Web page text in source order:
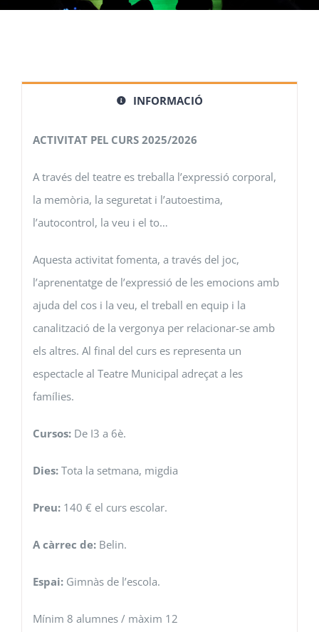
INFORMACIÓ
ACTIVITAT PEL CURS 2025/2026
A través del teatre es treballa l’expressió corporal,
la memòria, la seguretat i l’autoestima,
l’autocontrol, la veu i el to…
Aquesta activitat fomenta, a través del joc,
l’aprenentatge de l’expressió de les emocions amb
ajuda del cos i la veu, el treball en equip i la
canalització de la vergonya per relacionar-se amb
els altres. Al final del curs es representa un
espectacle al Teatre Municipal adreçat a les
famílies.
Cursos: De I3 a 6è.
Dies: Tota la setmana, migdia
Preu: 140 € el curs escolar.
A càrrec de: Belin.
Espai: Gimnàs de l’escola.
Mínim 8 alumnes / màxim 12